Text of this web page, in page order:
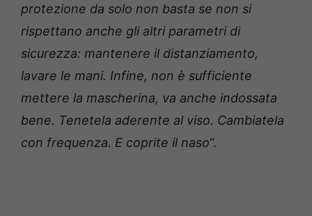
protezione da solo non basta se non si
rispettano anche gli altri parametri di
sicurezza: mantenere il distanziamento,
lavare le mani. Infine, non è sufficiente
mettere la mascherina, va anche indossata
bene. Tenetela aderente al viso. Cambiatela
con frequenza. E coprite il naso“.